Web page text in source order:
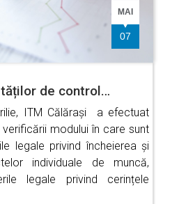
MAI
07
de control…
ITM Călărași a efectuat
modului în care sunt
legale privind încheierea și
individuale de muncă,
legale privind cerințele